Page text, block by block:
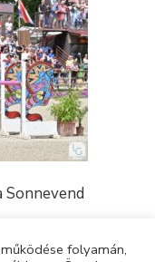
Sonnevend
folyamán,